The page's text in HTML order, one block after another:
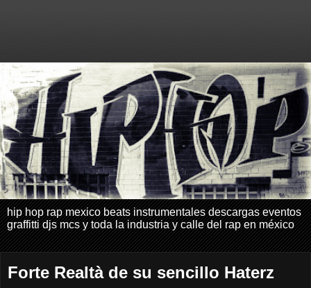
hip hop rap mexico beats instrumentales descargas eventos
graffitti djs mcs y toda la industria y calle del rap en méxico
Forte Realtà de su sencillo Haterz